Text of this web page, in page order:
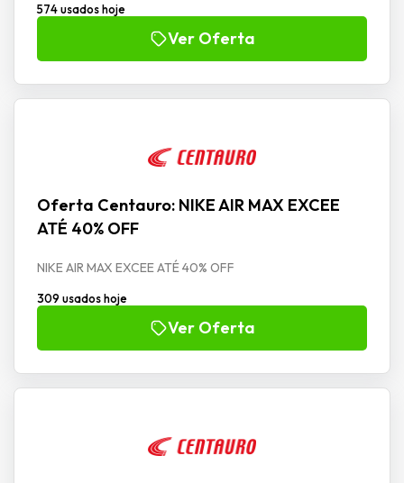
574 usados hoje
Ver Oferta
Oferta Centauro: NIKE AIR MAX EXCEE
ATÉ 40% OFF
NIKE AIR MAX EXCEE ATÉ 40% OFF
309 usados hoje
Ver Oferta